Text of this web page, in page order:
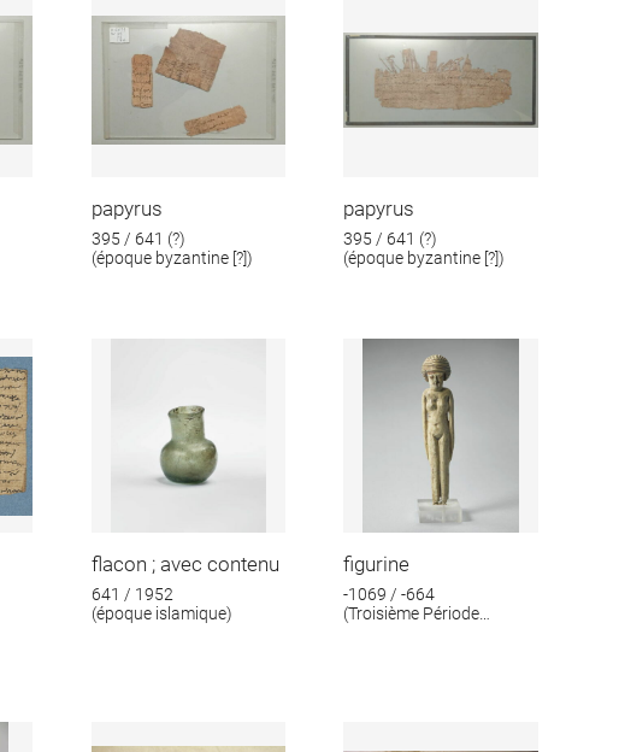
papyrus
395 / 641 (?)
(époque byzantine [?])
papyrus
395 / 641 (?)
(époque byzantine [?])
flacon ; avec contenu
641 / 1952
(époque islamique)
figurine
-1069 / -664
(Troisième Période